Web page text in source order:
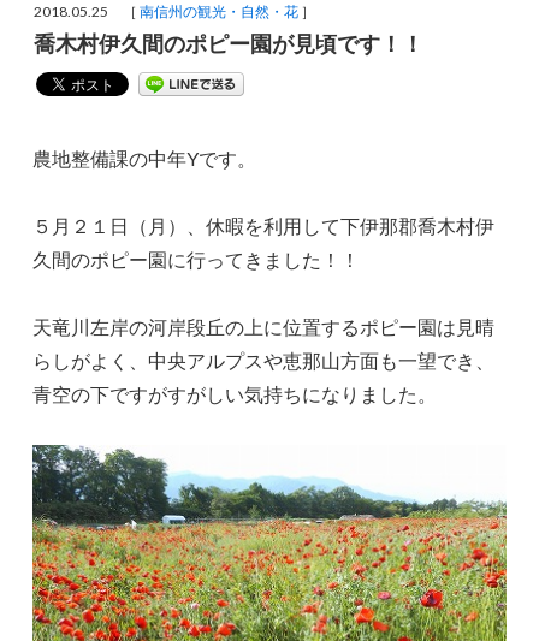
2018.05.25 ［南信州の観光・自然・花 ］
喬木村伊久間のポピー園が見頃です！！
農地整備課の中年Yです。
５月２１日（月）、休暇を利用して下伊那郡喬木村伊
久間のポピー園に行ってきました！！
天竜川左岸の河岸段丘の上に位置するポピー園は見晴
らしがよく、中央アルプスや恵那山方面も一望でき、
青空の下ですがすがしい気持ちになりました。